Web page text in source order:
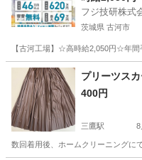
フジ技研株式
茨城県 古河市
【古河工場】☆高時給2,050円☆年
茨城 古河市 その他
プリーツスカ
400円
三鷹駅 8
数回着用後、ホームクリーニングに